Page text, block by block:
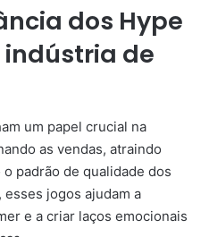
dos Hype
de
um papel crucial na
as vendas, atraindo
padrão de qualidade dos
jogos ajudam a
e a criar laços emocionais